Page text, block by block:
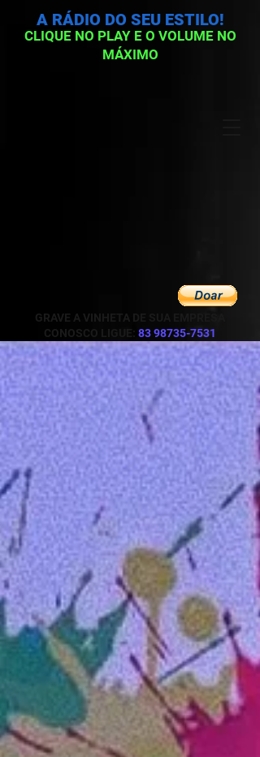
GRAVE A VINHETA DE SUA EMPRESA
CONOSCO LIGUE:
83 98735-7531
CLIQUE NO PLAY E O VOLUME NO
MÁXIMO
A RÁDIO DO SEU ESTILO!